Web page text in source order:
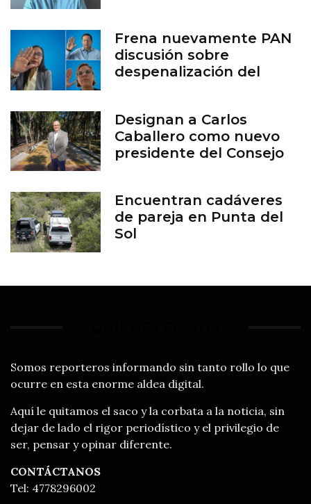
Frena nuevamente PAN
discusión sobre
despenalización del
Designan a Carlos
Caballero como nuevo
presidente del Consejo
Encuentran cadáveres
de pareja en Punta del
Sol
Somos reporteros informando sin tanto rollo lo que
ocurre en esta enorme aldea digital.
Aquí le quitamos el saco y la corbata a la noticia, sin
dejar de lado el rigor periodístico y el privilegio de
ser, pensar y opinar diferente.
CONTÁCTANOS
Tel: 4778296002